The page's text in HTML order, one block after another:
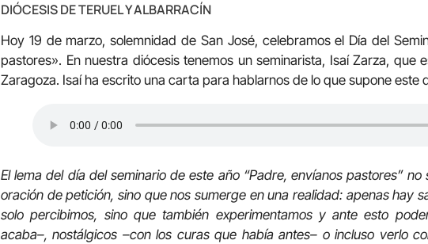
DIÓCESIS DE TERUEL Y ALBARRACÍN
Hoy 19 de marzo, solemnidad de San José, celebramos el Día del
pastores». En nuestra diócesis tenemos un seminarista, Isaí Zarza, que
Zaragoza. Isaí ha escrito una carta para hablarnos de lo que supone este
El lema del día del seminario de este año “Padre, envíanos pastores”
oración de petición, sino que nos sumerge en una realidad: apenas hay
solo percibimos, sino que también experimentamos y ante esto
acaba–, nostálgicos –con los curas que había antes– o incluso verlo